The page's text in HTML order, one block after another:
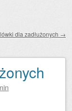
dla zadłużonych →